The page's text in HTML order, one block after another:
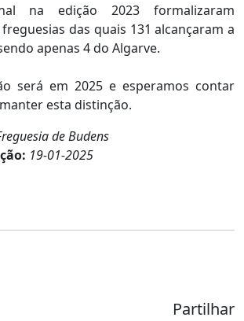
na edição 2023 formalizaram
das quais 131 alcançaram a
apenas 4 do Algarve.
será em 2025 e esperamos contar
esta distinção.
de Budens
19-01-2025
Partilhar